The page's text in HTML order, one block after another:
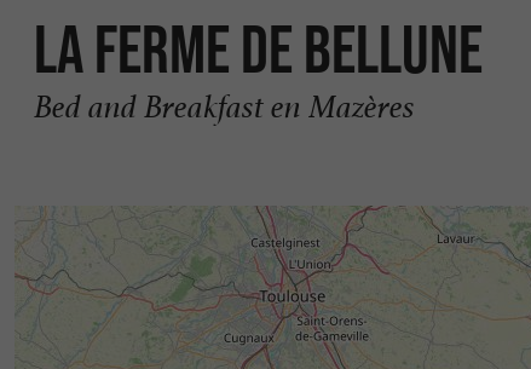
La Ferme de Bellune
Bed and Breakfast en Mazères